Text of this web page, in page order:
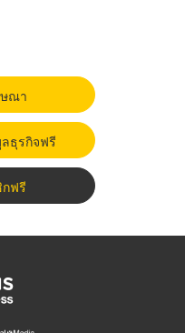
ณา
ธุรกิจฟรี
ฟรี